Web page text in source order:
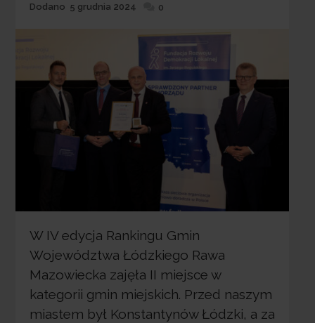
Dodane
Dodano 5 grudnia 2024 0
W IV edycja Rankingu Gmin
Województwa Łódzkiego Rawa
Mazowiecka zajęła II miejsce w
kategorii gmin miejskich. Przed naszym
miastem był Konstantynów Łódzki, a za